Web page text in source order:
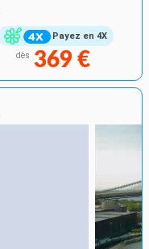
Payez en 4X
dès 369 €